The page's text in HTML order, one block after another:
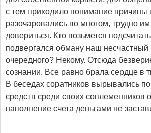
с тем приходило понимание
разочаровались во многом, трудно
довериться. Кто возьмется
подвергался обману наш
очередного? Некому. Отсюда
сознании. Все равно брала сердце в
В беседах соратников вырывались
средств среди своих соплеменников
наполнение счета деньгами не